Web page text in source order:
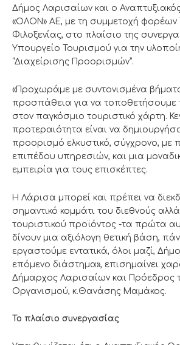
Δήμος Λαρισαίων και ο
«ΟΛΟΝ» ΑΕ, με τη συμμετοχή φορέων
Φιλοξενίας, στο πλαίσιο της
Υπουργείο Τουρισμού για την
“Διαχείρισης Προορισμών”.
«Προχωράμε με συντονισμένα
προσπάθεια για να τοποθετήσουμε
στον παγκόσμιο τουριστικό χάρτη.
προτεραιότητα είναι να
προορισμό ελκυστικό, σύγχρονο, με
επιπέδου υπηρεσιών, και μια
εμπειρία για τους επισκέπτες.
Η Λάρισα μπορεί και πρέπει να
σημαντικό κομμάτι του διεθνούς
τουριστικού προϊόντος -τα πρώτα
δίνουν μια αξιόλογη θετική βάση,
εργαστούμε εντατικά, όλοι μαζί,
επόμενο διάστημα», επισημαίνει
Δήμαρχος Λαρισαίων και Πρόεδρος
Οργανισμού, κ.Θανάσης Μαμάκος.
Το πλαίσιο συνεργασίας